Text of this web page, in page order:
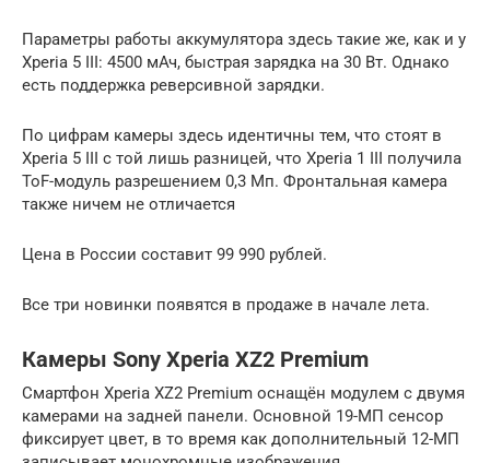
Параметры работы аккумулятора здесь такие же, как и у
Xperia 5 III: 4500 мАч, быстрая зарядка на 30 Вт. Однако
есть поддержка реверсивной зарядки.
По цифрам камеры здесь идентичны тем, что стоят в
Xperia 5 III с той лишь разницей, что Xperia 1 III получила
ToF-модуль разрешением 0,3 Мп. Фронтальная камера
также ничем не отличается
Цена в России составит 99 990 рублей.
Все три новинки появятся в продаже в начале лета.
Камеры Sony Xperia XZ2 Premium
Смартфон Xperia XZ2 Premium оснащён модулем с двумя
камерами на задней панели. Основной 19-МП сенсор
фиксирует цвет, в то время как дополнительный 12-МП